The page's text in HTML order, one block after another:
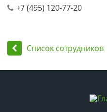
+7 (495) 120-77-20
Список сотрудников